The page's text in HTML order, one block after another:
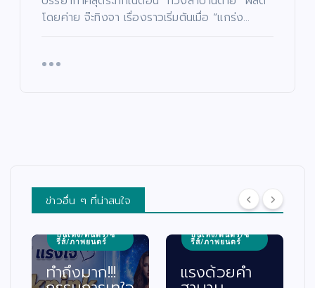
โดยค่าย จ๊ะทิงจา เรื่องราวเริ่มต้นเมื่อ “แกร่ง…
ข่าวอื่น ๆ ที่น่าสนใจ
เทิง/ดนตรี/ซี
/ภาพยนตร์
ด้วยคำ
บันเทิง/ดนตรี/ซี
รีส์/ภาพยนตร์
แรงไม่หยุด!
รีส์/ภาพยนตร์
พัทธ์” เ
ม่านเฟ้น